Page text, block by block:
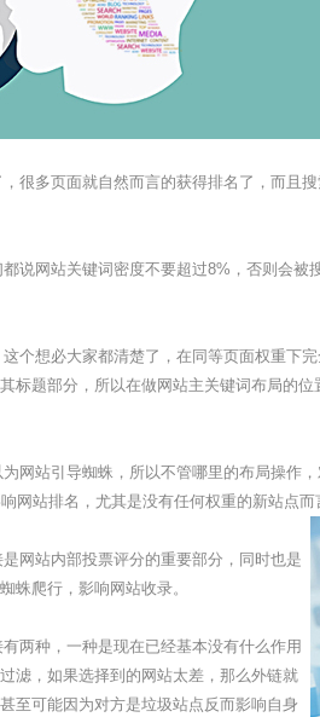
多页面就自然而言的获得排名了，而且
网站关键词密度不要超过8%，否则会被
想必大家都清楚了，在同等页面权重下
题部分，所以在做网站主关键词布局的
站引导蜘蛛，所以不管哪里的布局操作
站排名，尤其是没有任何权重的新站点而
网站内部投票评分的重要部分，同时也是
蛛爬行，影响网站收录。
两种，一种是现在已经基本没有什么作用
滤，如果选择到的网站太差，那么外链就
至可能因为对方是垃圾站点反而影响自身